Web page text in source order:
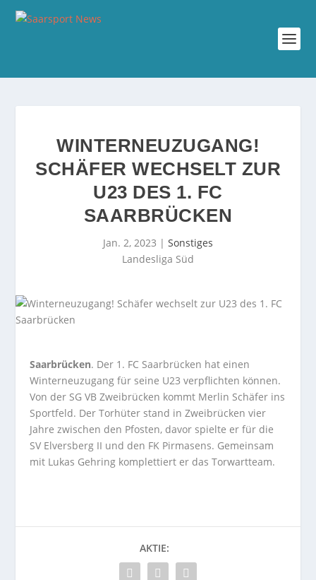
WINTERNEUZUGANG!
SCHÄFER WECHSELT ZUR
U23 DES 1. FC
SAARBRÜCKEN
Jan. 2, 2023 | Sonstiges
Landesliga Süd
Saarbrücken. Der 1. FC Saarbrücken hat einen
Winterneuzugang für seine U23 verpflichten können.
Von der SG VB Zweibrücken kommt Merlin Schäfer ins
Sportfeld. Der Torhüter stand in Zweibrücken vier
Jahre zwischen den Pfosten, davor spielte er für die
SV Elversberg II und den FK Pirmasens. Gemeinsam
mit Lukas Gehring komplettiert er das Torwartteam.
AKTIE: